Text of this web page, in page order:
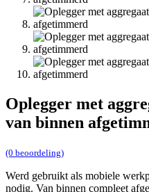
Oplegger met
van binnen
(0 beoordeling)
Werd gebruikt als mobiele
nodig. Van binnen compleet